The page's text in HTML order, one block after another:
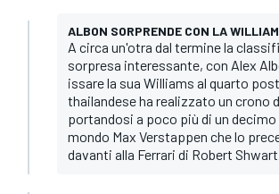
ALBON SORPRENDE CON LA
A circa un'otra dal termine la
sorpresa interessante, con Alex
issare la sua Williams al quarto
thailandese ha realizzato un crono
portandosi a poco più di un decimo
mondo Max Verstappen che lo
davanti alla Ferrari di Robert